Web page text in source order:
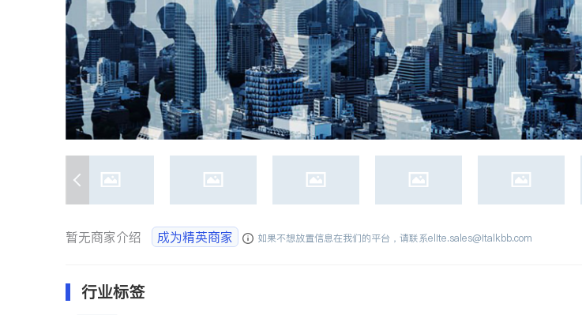
暂无商家介绍 成为精英商家 如果不想放置信息在我们的平台，请联系elite.sales@italkbb.com
行业标签